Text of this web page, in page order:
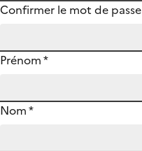
Confirmer le mot de passe
Prénom*
Nom*